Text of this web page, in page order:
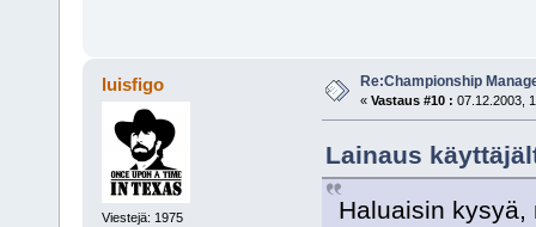
luisfigo
Viestejä: 1975
Re:Championship
« Vastaus #10 : 07.12.2003,
Lainaus
Haluaisin